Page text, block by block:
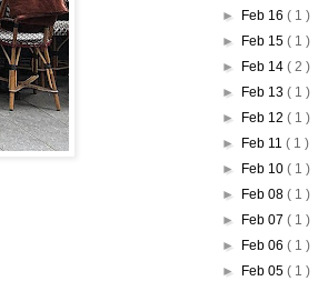
►
Feb 16( 1 )
►
Feb 15( 1 )
►
Feb 14( 2 )
►
Feb 13( 1 )
►
Feb 12( 1 )
►
Feb 11( 1 )
►
Feb 10( 1 )
►
Feb 08( 1 )
►
Feb 07( 1 )
►
Feb 06( 1 )
►
Feb 05( 1 )